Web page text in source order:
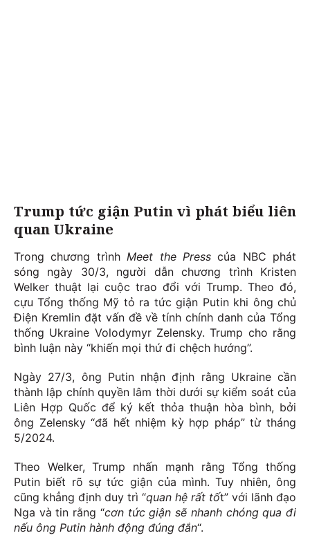
Trump tức giận Putin vì phát biểu liên
quan Ukraine
Trong chương trìnhMeet the Presscủa NBC phát
sóng ngày 30/3, người dẫn chương trình Kristen
Welker thuật lại cuộc trao đổi với Trump. Theo đó,
cựu Tổng thống Mỹ tỏ ra tức giận Putin khi ông chủ
Điện Kremlin đặt vấn đề về tính chính danh của Tổng
thống Ukraine Volodymyr Zelensky. Trump cho rằng
bình luận này “khiến mọi thứ đi chệch hướng”.
Ngày 27/3, ông Putin nhận định rằng Ukraine cần
thành lập chính quyền lâm thời dưới sự kiểm soát của
Liên Hợp Quốc để ký kết thỏa thuận hòa bình, bởi
ông Zelensky “đã hết nhiệm kỳ hợp pháp” từ tháng
5/2024.
Theo Welker, Trump nhấn mạnh rằng Tổng thống
Putin biết rõ sự tức giận của mình. Tuy nhiên, ông
cũng khẳng định duy trì “quan hệ rất tốt” với lãnh đạo
Nga và tin rằng “cơn tức giận sẽ nhanh chóng qua đi
nếu ông Putin hành động đúng đắn“.